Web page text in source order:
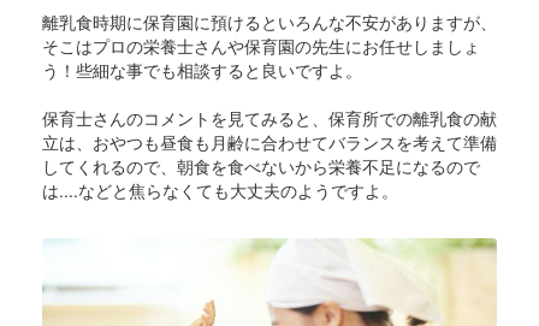
離乳食時期に保育園に預けるといろんな不安がありますが、
そこはプロの栄養士さんや保育園の先生にお任せしましょ
う！些細な事でも相談すると良いですよ。
保育士さんのコメントを見てみると、保育所での離乳食の献
立は、おやつも昼食も月齢に合わせてバランスを考えて準備
してくれるので、朝食を食べないから栄養不足になるので
は....などと焦らなくても大丈夫のようですよ。